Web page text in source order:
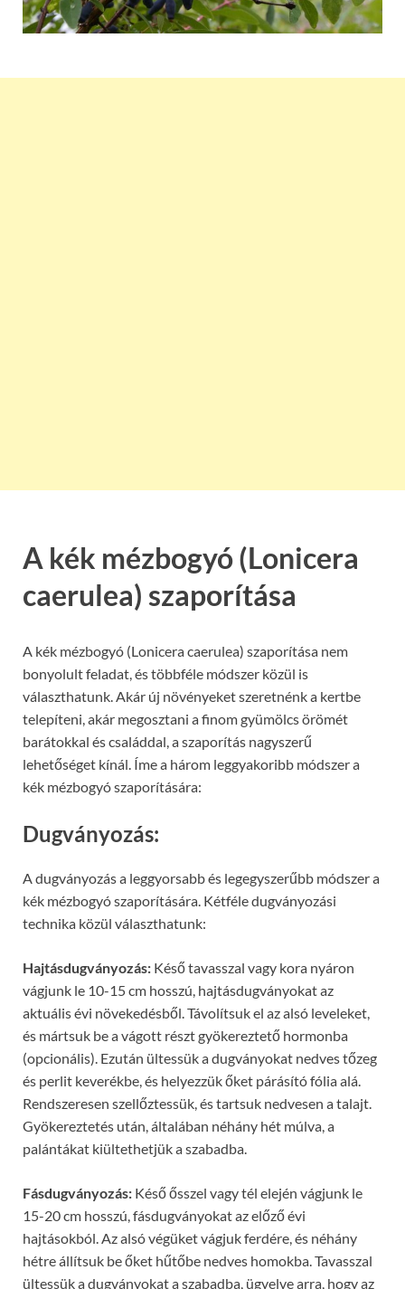
A kék mézbogyó (Lonicera
caerulea) szaporítása
A kék mézbogyó (Lonicera caerulea) szaporítása nem
bonyolult feladat, és többféle módszer közül is
választhatunk. Akár új növényeket szeretnénk a kertbe
telepíteni, akár megosztani a finom gyümölcs örömét
barátokkal és családdal, a szaporítás nagyszerű
lehetőséget kínál. Íme a három leggyakoribb módszer a
kék mézbogyó szaporítására:
Dugványozás:
A dugványozás a leggyorsabb és legegyszerűbb módszer a
kék mézbogyó szaporítására. Kétféle dugványozási
technika közül választhatunk:
Hajtásdugványozás: Késő tavasszal vagy kora nyáron
vágjunk le 10-15 cm hosszú, hajtásdugványokat az
aktuális évi növekedésből. Távolítsuk el az alsó leveleket,
és mártsuk be a vágott részt gyökereztető hormonba
(opcionális). Ezután ültessük a dugványokat nedves tőzeg
és perlit keverékbe, és helyezzük őket párásító fólia alá.
Rendszeresen szellőztessük, és tartsuk nedvesen a talajt.
Gyökereztetés után, általában néhány hét múlva, a
palántákat kiültethetjük a szabadba.
Fásdugványozás: Késő ősszel vagy tél elején vágjunk le
15-20 cm hosszú, fásdugványokat az előző évi
hajtásokból. Az alsó végüket vágjuk ferdére, és néhány
hétre állítsuk be őket hűtőbe nedves homokba. Tavasszal
ültessük a dugványokat a szabadba, ügyelve arra, hogy az